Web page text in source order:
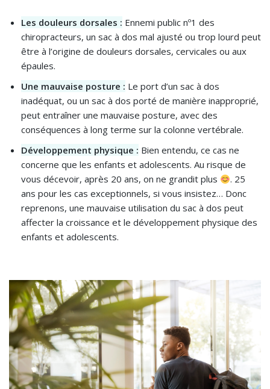
Les douleurs dorsales : Ennemi public nº1 des
chiropracteurs, un sac à dos mal ajusté ou trop lourd peut
être à l’origine de douleurs dorsales, cervicales ou aux
épaules.
Une mauvaise posture : Le port d’un sac à dos
inadéquat, ou un sac à dos porté de manière inapproprié,
peut entraîner une mauvaise posture, avec des
conséquences à long terme sur la colonne vertébrale.
Développement physique : Bien entendu, ce cas ne
concerne que les enfants et adolescents. Au risque de
vous décevoir, après 20 ans, on ne grandit plus
. 25
ans pour les cas exceptionnels, si vous insistez… Donc
reprenons, une mauvaise utilisation du sac à dos peut
affecter la croissance et le développement physique des
enfants et adolescents.